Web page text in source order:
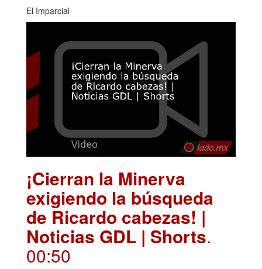
El Imparcial
¡Cierran la Minerva
exigiendo la búsqueda
de Ricardo cabezas! |
Noticias GDL | Shorts.
00:50